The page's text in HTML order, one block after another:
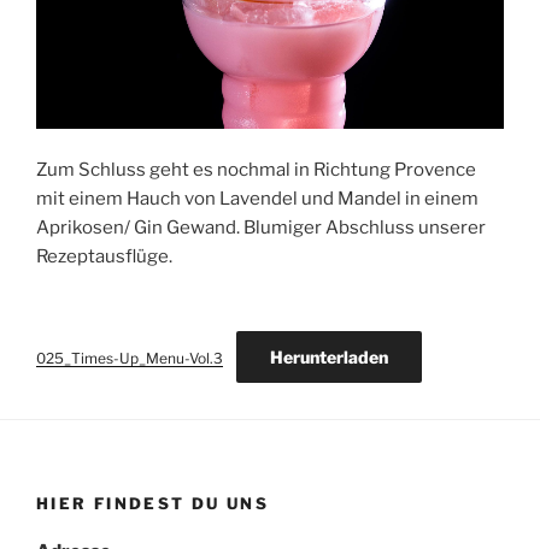
Zum Schluss geht es nochmal in Richtung Provence
mit einem Hauch von Lavendel und Mandel in einem
Aprikosen/ Gin Gewand. Blumiger Abschluss unserer
Rezeptausflüge.
025_Times-Up_Menu-Vol.3 Herunterladen
HIER FINDEST DU UNS